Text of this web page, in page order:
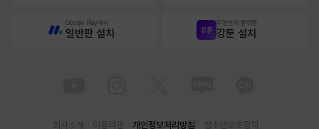
Google Play에서
일반판 설치
무협만화 플랫폼
강툰 설치
회사소개 이용약관 개인정보처리방침 청소년보호정책